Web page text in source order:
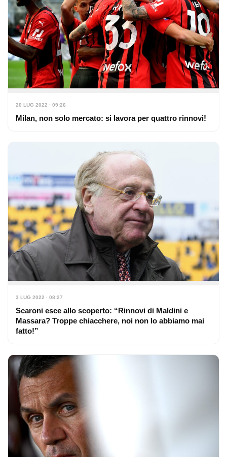
20 LUG 2022 · 09:26
Milan, non solo mercato: si lavora per quattro rinnovi!
3 LUG 2022 · 08:27
Scaroni esce allo scoperto: “Rinnovi di Maldini e
Massara? Troppe chiacchere, noi non lo abbiamo mai
fatto!”